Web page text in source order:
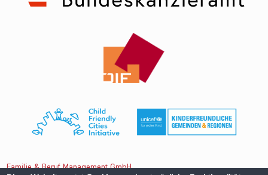
Familie & Beruf Management GmbH